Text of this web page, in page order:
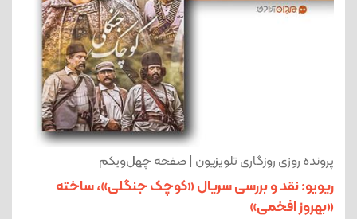
پرونده روزی روزگاری تلویزیون | صفحه چهل‌ویکم
ریویو: نقد و بررسی سریال «کوچک جنگلی»، ساخته
«بهروز افخمی»